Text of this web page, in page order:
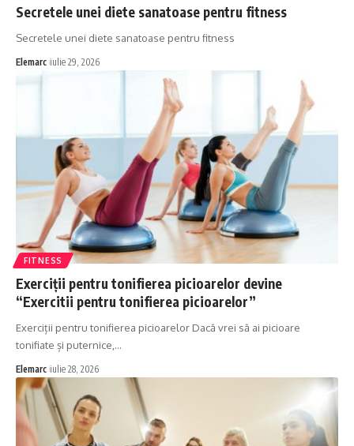
Secretele unei diete sanatoase pentru fitness
Secretele unei diete sanatoase pentru fitness
Elemarc iulie 29, 2026
FITNESS
Exerciții pentru tonifierea picioarelor devine
“Exercitii pentru tonifierea picioarelor”
Exerciții pentru tonifierea picioarelor Dacă vrei să ai picioare
tonifiate și puternice, …
Elemarc iulie 28, 2026